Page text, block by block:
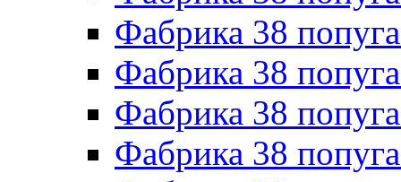
Фабрика 38
Фабрика 38
Фабрика 38
Фабрика 38